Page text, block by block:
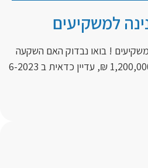
פנינה למשקיעים ! בואו נבדוק האם השקעה